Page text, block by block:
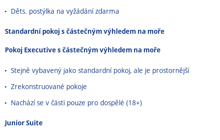
Děts. postýlka na vyžádání zdarma
Standardní pokoj s částečným výhledem na moře
Pokoj Executive s částečným výhledem na moře
Stejně vybavený jako standardní pokoj, ale je prostornější
Zrekonstruované pokoje
Nachází se v části pouze pro dospělé (18+)
Junior Suite